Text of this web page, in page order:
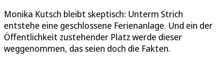
Monika Kutsch bleibt skeptisch: Unterm Strich
entstehe eine geschlossene Ferienanlage. Und ein der
Öffentlichkeit zustehender Platz werde dieser
weggenommen, das seien doch die Fakten.